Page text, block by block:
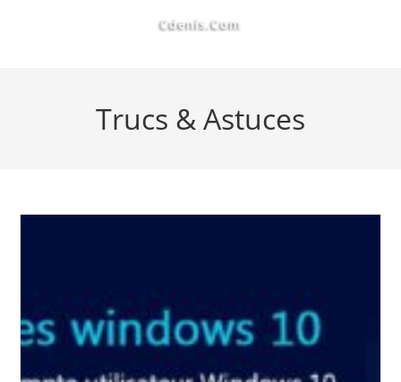
Cdenis.com
Trucs & Astuces